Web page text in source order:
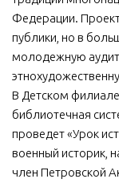
Федерации.
публики, но в
молодежную
В Детском
библиотечная
проведет «Урок
военный историк,
член Петровской